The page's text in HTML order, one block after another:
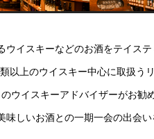
ウイスキーなどのお酒をテイス
以上のウイスキー中心に取扱う
ウイスキーアドバイザーがお勧
味しいお酒との一期一会の出会い